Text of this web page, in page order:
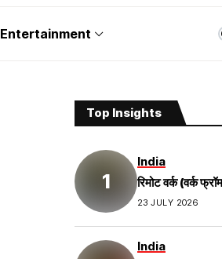
Entertainment
Top Insights
India
रिमोट वर्क (वर्क
23 JULY 2026
India